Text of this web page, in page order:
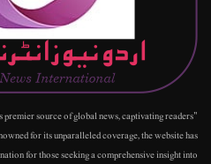
premier source of global news, captivating readers
for its unparalleled coverage, the website has
for those seeking a comprehensive insight into